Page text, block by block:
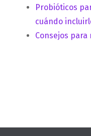
Probióticos
cuándo
Consejos